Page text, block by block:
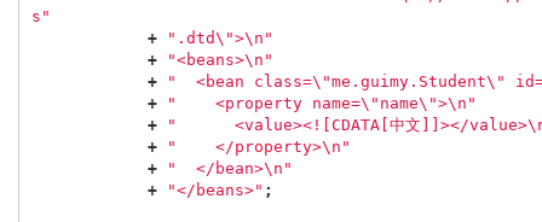
s"
+
".dtd\">\n"
+
"<beans>\n"
+
"  <bean class=\"me.guimy.Student\"
+
"    <property name=\"name\">\n"
+
"      <value><![CDATA[中文]]></
+
"    </property>\n"
+
"  </bean>\n"
+
"</beans>" ;